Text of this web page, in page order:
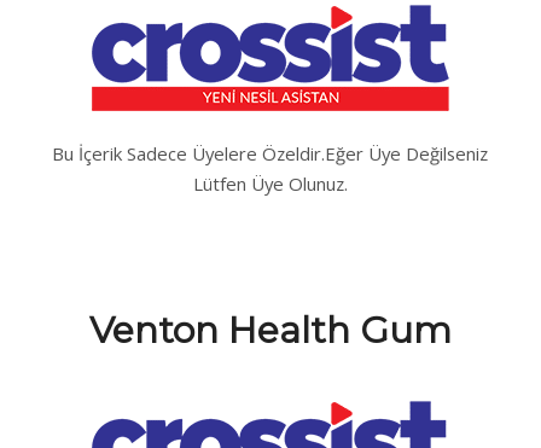
Bu İçerik Sadece Üyelere Özeldir.Eğer Üye Değilseniz
Lütfen Üye Olunuz.
Venton Health Gum